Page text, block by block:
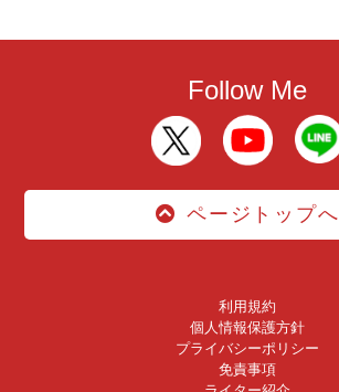
Follow Me
ページトップへ
利用規約
個人情報保護方針
プライバシーポリシー
免責事項